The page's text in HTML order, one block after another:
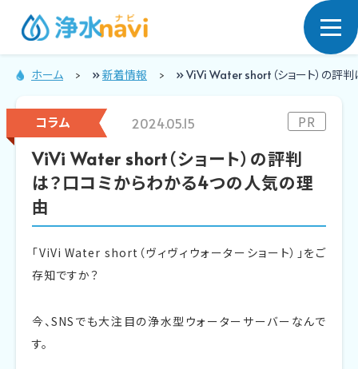
ホーム »新着情報 »ViVi Water short（ショート）の評
浄水型ウォー
ターサーバー
コラム 2024.05.15
ViVi Water short（ショート）の評判
は？口コミからわかる4つの人気の理
由
PR
「ViVi Water short（ヴィヴィウォーターショート）」をご
存知ですか？
今、SNSでも大注目の浄水型ウォーターサーバーなんで
す。